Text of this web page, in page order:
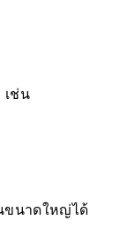
เช่น
ขนาดใหญ่ได้